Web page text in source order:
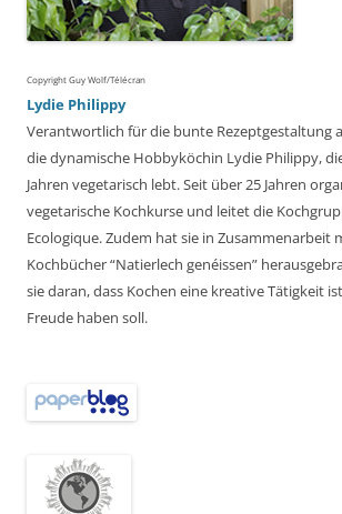
Copyright Guy Wolf/Télécran
Lydie Philippy
Verantwortlich für die bunte Rezeptgestaltung
die dynamische Hobbyköchin Lydie Philippy,
Jahren vegetarisch lebt. Seit über 25 Jahren
vegetarische Kochkurse und leitet die
Ecologique. Zudem hat sie in Zusammenarbeit
Kochbücher “Natierlech genéissen”
sie daran, dass Kochen eine kreative Tätigkeit
Freude haben soll.